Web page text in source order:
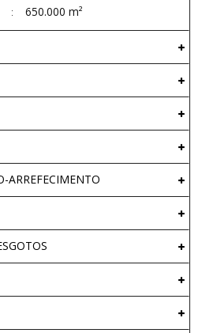
650.000 m²
ARREFECIMENTO